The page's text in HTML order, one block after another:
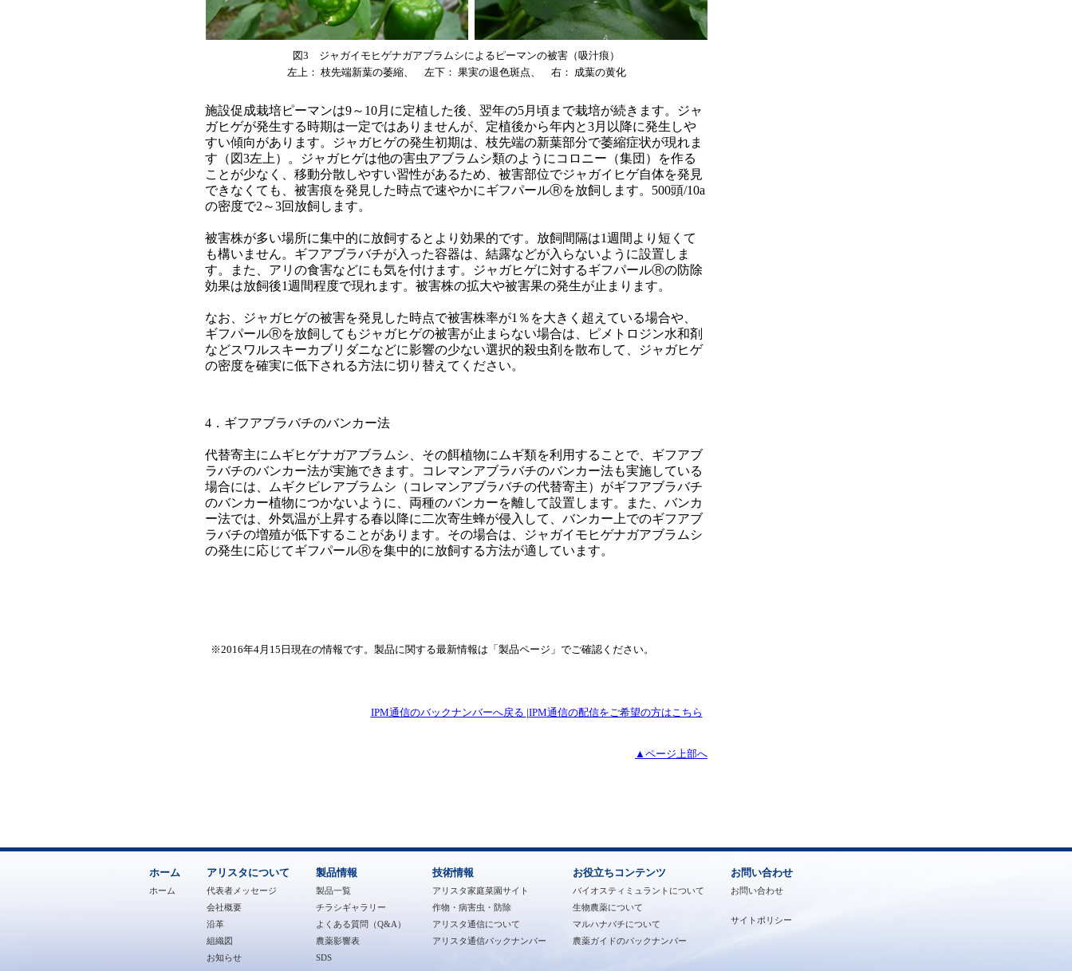
図3 ジャガイモヒゲナガアブラムシによるピーマンの被害（吸汁痕）
左上： 枝先端新葉の萎縮、 左下： 果実の退色斑点、 右： 成葉の黄化
施設促成栽培ピーマンは9～10月に定植した後、翌年の5月頃まで栽培が続きます。ジャ
ガヒゲが発生する時期は一定ではありませんが、定植後から年内と3月以降に発生しや
すい傾向があります。ジャガヒゲの発生初期は、枝先端の新葉部分で萎縮症状が現れま
す（図3左上）。ジャガヒゲは他の害虫アブラムシ類のようにコロニー（集団）を作る
ことが少なく、移動分散しやすい習性があるため、被害部位でジャガイヒゲ自体を発見
できなくても、被害痕を発見した時点で速やかにギフパールⓇを放飼します。500頭/10a
の密度で2～3回放飼します。
被害株が多い場所に集中的に放飼するとより効果的です。放飼間隔は1週間より短くて
も構いません。ギフアブラバチが入った容器は、結露などが入らないように設置しま
す。また、アリの食害などにも気を付けます。ジャガヒゲに対するギフパールⓇの防除
効果は放飼後1週間程度で現れます。被害株の拡大や被害果の発生が止まります。
なお、ジャガヒゲの被害を発見した時点で被害株率が1％を大きく超えている場合や、
ギフパールⓇを放飼してもジャガヒゲの被害が止まらない場合は、ピメトロジン水和剤
などスワルスキーカブリダニなどに影響の少ない選択的殺虫剤を散布して、ジャガヒゲ
の密度を確実に低下される方法に切り替えてください。
4．ギフアブラバチのバンカー法
代替寄主にムギヒゲナガアブラムシ、その餌植物にムギ類を利用することで、ギフアブ
ラバチのバンカー法が実施できます。コレマンアブラバチのバンカー法も実施している
場合には、ムギクビレアブラムシ（コレマンアブラバチの代替寄主）がギフアブラバチ
のバンカー植物につかないように、両種のバンカーを離して設置します。また、バンカ
ー法では、外気温が上昇する春以降に二次寄生蜂が侵入して、バンカー上でのギフアブ
ラバチの増殖が低下することがあります。その場合は、ジャガイモヒゲナガアブラムシ
の発生に応じてギフパールⓇを集中的に放飼する方法が適しています。
※2016年4月15日現在の情報です。製品に関する最新情報は「製品ページ」でご確認ください。
IPM通信のバックナンバーへ戻る |IPM通信の配信をご希望の方はこちら
▲ページ上部へ
ホーム
ホーム
アリスタについて
代表者メッセージ
会社概要
沿革
組織図
お知らせ
製品情報
製品一覧
チラシギャラリー
よくある質問（Q&A）
農薬影響表
SDS
技術情報
アリスタ家庭菜園サイト
作物・病害虫・防除
アリスタ通信について
アリスタ通信バックナンバー
お役立ちコンテンツ
バイオスティミュラントについて
生物農薬について
マルハナバチについて
農薬ガイドのバックナンバー
お問い合わせ
お問い合わせ
サイトポリシー